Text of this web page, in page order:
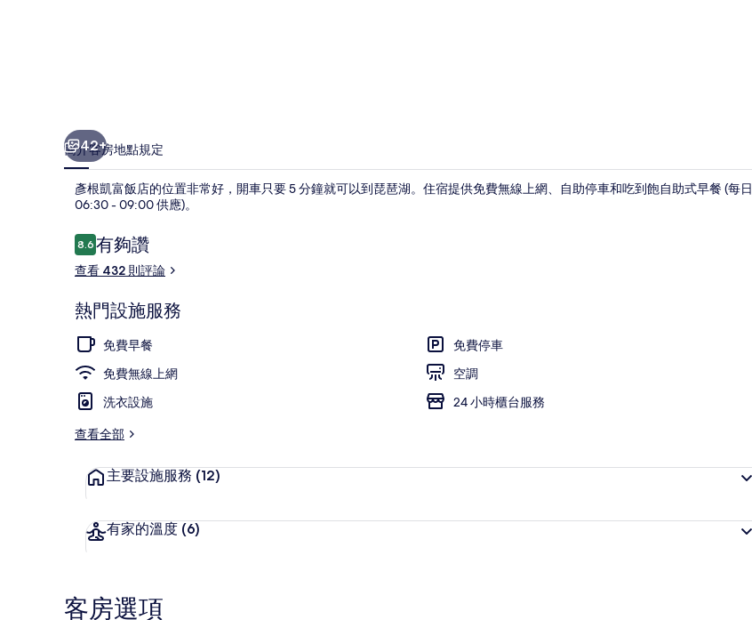
42+
簡介客房地點規定
彥根凱富飯店的位置非常好，開車只要 5 分鐘就可以到琵琶湖。住宿提供免費無線上網、自助停車和吃到飽自助式早餐 (每日
06:30 - 09:00 供應)。
評
論
8.68.6 分，滿分 10 分，
有夠讚
查看 432 則評論
熱門設施服務
免費早餐
免費停車
免費無線上網
空調
洗衣設施
24 小時櫃台服務
查看全部
主要設施服務 (12)
有家的溫度 (6)
客房選項